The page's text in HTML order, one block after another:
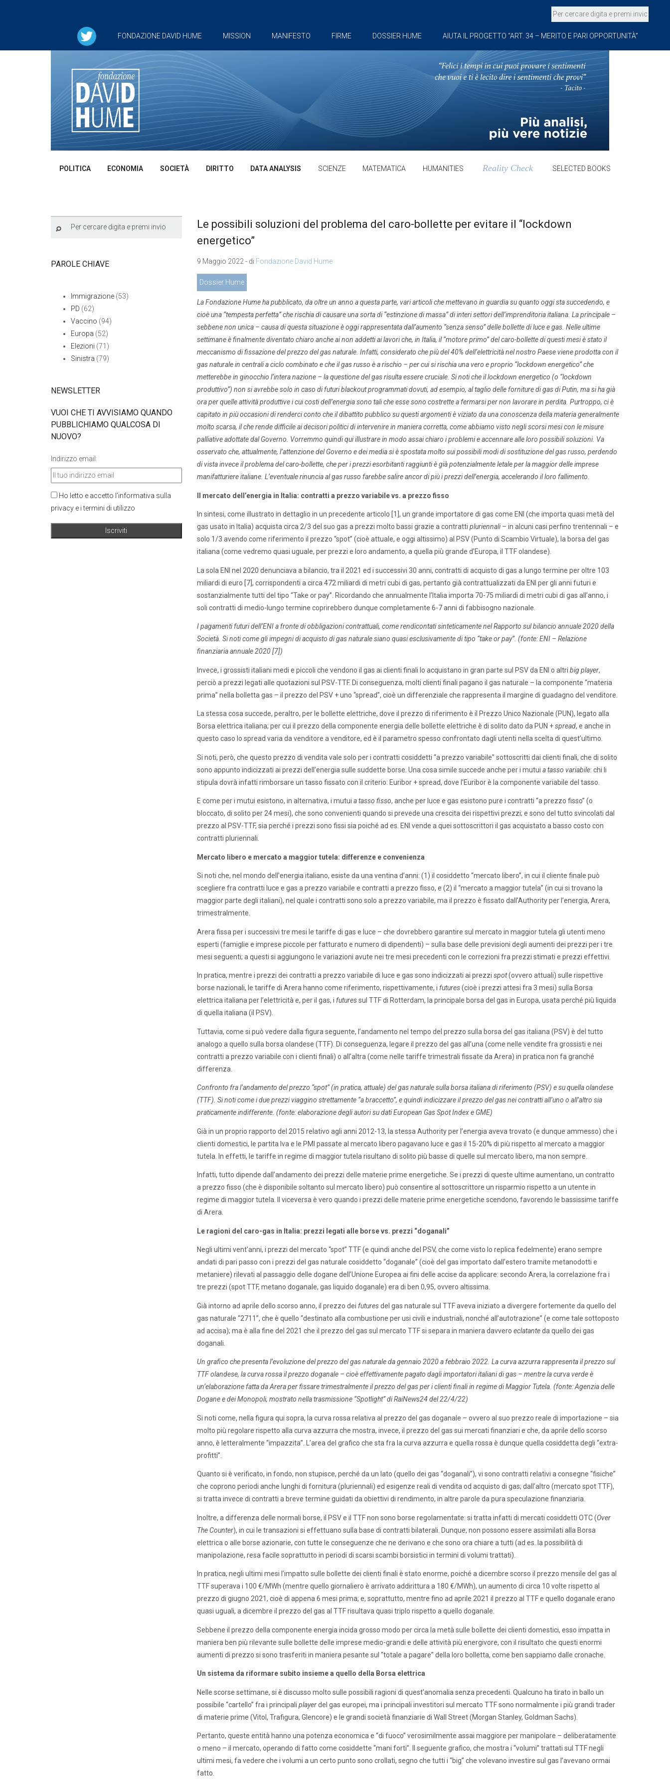
FONDAZIONE DAVID HUME MISSION MANIFESTO FIRME DOSSIER HUME AIUTA IL PROGETTO “ART. 34 – MERITO E PARI OPPORTUNITÀ”
POLITICA ECONOMIA SOCIETÀ DIRITTO DATA ANALYSIS SCIENZE MATEMATICA HUMANITIES Reality Check SELECTED BOOKS
Le possibili soluzioni del problema del caro-bollette per evitare il “lockdown
energetico”
9 Maggio 2022 - di Fondazione David Hume
Dossier Hume
La Fondazione Hume ha pubblicato, da oltre un anno a questa parte, vari articoli che mettevano in guardia su quanto oggi sta succedendo, e
cioè una “tempesta perfetta” che rischia di causare una sorta di “estinzione di massa” di interi settori dell’imprenditoria italiana. La principale –
sebbene non unica – causa di questa situazione è oggi rappresentata dall’aumento “senza senso” delle bollette di luce e gas. Nelle ultime
settimane è finalmente diventato chiaro anche ai non addetti ai lavori che, in Italia, il “motore primo” del caro-bollette di questi mesi è stato il
meccanismo di fissazione del prezzo del gas naturale. Infatti, considerato che più del 40% dell’elettricità nel nostro Paese viene prodotta con il
gas naturale in centrali a ciclo combinato e che il gas russo è a rischio – per cui si rischia una vero e proprio “lockdown energetico” che
metterebbe in ginocchio l’intera nazione – la questione del gas risulta essere cruciale. Si noti che il lockdown energetico (o “lockdown
produttivo”) non si avrebbe solo in caso di futuri blackout programmati dovuti, ad esempio, al taglio delle forniture di gas di Putin, ma si ha già
ora per quelle attività produttive i cui costi dell’energia sono tali che esse sono costrette a fermarsi per non lavorare in perdita. Purtroppo, ci è
capitato in più occasioni di renderci conto che il dibattito pubblico su questi argomenti è viziato da una conoscenza della materia generalmente
molto scarsa, il che rende difficile ai decisori politici di intervenire in maniera corretta, come abbiamo visto negli scorsi mesi con le misure
palliative adottate dal Governo. Vorremmo quindi qui illustrare in modo assai chiaro i problemi e accennare alle loro possibili soluzioni. Va
osservato che, attualmente, l’attenzione del Governo e dei media si è spostata molto sui possibili modi di sostituzione del gas russo, perdendo
di vista invece il problema del caro-bollette, che per i prezzi esorbitanti raggiunti è già potenzialmente letale per la maggior delle imprese
manifatturiere italiane. L’eventuale rinuncia al gas russo farebbe salire ancor di più i prezzi dell’energia, accelerando il loro fallimento.
Il mercato dell’energia in Italia: contratti a prezzo variabile vs. a prezzo fisso
In sintesi, come illustrato in dettaglio in un precedente articolo [1], un grande importatore di gas come ENI (che importa quasi metà del
gas usato in Italia) acquista circa 2/3 del suo gas a prezzi molto bassi grazie a contratti pluriennali– in alcuni casi perfino trentennali – e
solo 1/3 avendo come riferimento il prezzo “spot” (cioè attuale, e oggi altissimo) al PSV (Punto di Scambio Virtuale), la borsa del gas
italiana (come vedremo quasi uguale, per prezzi e loro andamento, a quella più grande d’Europa, il TTF olandese).
La sola ENI nel 2020 denunciava a bilancio, tra il 2021 ed i successivi 30 anni, contratti di acquisto di gas a lungo termine per oltre 103
miliardi di euro [7], corrispondenti a circa 472 miliardi di metri cubi di gas, pertanto già contrattualizzati da ENI per gli anni futuri e
sostanzialmente tutti del tipo “Take or pay”. Ricordando che annualmente l’Italia importa 70-75 miliardi di metri cubi di gas all’anno, i
soli contratti di medio-lungo termine coprirebbero dunque completamente 6-7 anni di fabbisogno nazionale.
I pagamenti futuri dell’ENI a fronte di obbligazioni contrattuali, come rendicontati sinteticamente nel Rapporto sul bilancio annuale 2020 della
Società. Si noti come gli impegni di acquisto di gas naturale siano quasi esclusivamente di tipo “take or pay”. (fonte: ENI – Relazione
finanziaria annuale 2020 [7])
Invece, i grossisti italiani medi e piccoli che vendono il gas ai clienti finali lo acquistano in gran parte sul PSV da ENI o altri big player,
perciò a prezzi legati alle quotazioni sul PSV-TTF. Di conseguenza, molti clienti finali pagano il gas naturale – la componente “materia
prima” nella bolletta gas – il prezzo del PSV + uno “spread”, cioè un differenziale che rappresenta il margine di guadagno del venditore.
La stessa cosa succede, peraltro, per le bollette elettriche, dove il prezzo di riferimento è il Prezzo Unico Nazionale (PUN), legato alla
Borsa elettrica italiana; per cui il prezzo della componente energia delle bollette elettriche è di solito dato da PUN +spread, e anche in
questo caso lo spread varia da venditore a venditore, ed è il parametro spesso confrontato dagli utenti nella scelta di quest’ultimo.
Si noti, però, che questo prezzo di vendita vale solo per i contratti cosiddetti “a prezzo variabile” sottoscritti dai clienti finali, che di solito
sono appunto indicizzati ai prezzi dell’energia sulle suddette borse. Una cosa simile succede anche per i mutui a tasso variabile: chi li
stipula dovrà infatti rimborsare un tasso fissato con il criterio: Euribor + spread, dove l’Euribor è la componente variabile del tasso.
E come per i mutui esistono, in alternativa, i mutui a tasso fisso, anche per luce e gas esistono pure i contratti “a prezzo fisso” (o
bloccato, di solito per 24 mesi), che sono convenienti quando si prevede una crescita dei rispettivi prezzi; e sono del tutto svincolati dal
prezzo al PSV-TTF, sia perché i prezzi sono fissi sia poiché ad es. ENI vende a quei sottoscrittori il gas acquistato a basso costo con
contratti pluriennali.
Mercato libero e mercato a maggior tutela: differenze e convenienza
Si noti che, nel mondo dell’energia italiano, esiste da una ventina d’anni: (1) il cosiddetto “mercato libero”, in cui il cliente finale può
scegliere fra contratti luce e gas a prezzo variabile e contratti a prezzo fisso, e (2) il “mercato a maggior tutela” (in cui si trovano la
maggior parte degli italiani), nel quale i contratti sono solo a prezzo variabile, ma il prezzo è fissato dall’Authority per l’energia, Arera,
trimestralmente.
Arera fissa per i successivi tre mesi le tariffe di gas e luce – che dovrebbero garantire sul mercato in maggior tutela gli utenti meno
esperti (famiglie e imprese piccole per fatturato e numero di dipendenti) – sulla base delle previsioni degli aumenti dei prezzi per i tre
mesi seguenti; a questi si aggiungono le variazioni avute nei tre mesi precedenti con le correzioni fra prezzi stimati e prezzi effettivi.
In pratica, mentre i prezzi dei contratti a prezzo variabile di luce e gas sono indicizzati ai prezzi spot(ovvero attuali) sulle rispettive
borse nazionali, le tariffe di Arera hanno come riferimento, rispettivamente, i futures(cioè i prezzi attesi fra 3 mesi) sulla Borsa
elettrica italiana per l’elettricità e, per il gas, i futuressul TTF di Rotterdam, la principale borsa del gas in Europa, usata perché più liquida
di quella italiana (il PSV).
Tuttavia, come si può vedere dalla figura seguente, l’andamento nel tempo del prezzo sulla borsa del gas italiana (PSV) è del tutto
analogo a quello sulla borsa olandese (TTF). Di conseguenza, legare il prezzo del gas all’una (come nelle vendite fra grossisti e nei
contratti a prezzo variabile con i clienti finali) o all’altra (come nelle tariffe trimestrali fissate da Arera) in pratica non fa granché
differenza.
Confronto fra l’andamento del prezzo “spot” (in pratica, attuale) del gas naturale sulla borsa italiana di riferimento (PSV) e su quella olandese
(TTF). Si noti come i due prezzi viaggino strettamente “a braccetto”, e quindi indicizzare il prezzo del gas nei contratti all’uno o all’altro sia
praticamente indifferente. (fonte: elaborazione degli autori su dati European Gas Spot Index e GME)
Già in un proprio rapporto del 2015 relativo agli anni 2012-13, la stessa Authority per l’energia aveva trovato (e dunque ammesso) che i
clienti domestici, le partita Iva e le PMI passate al mercato libero pagavano luce e gas il 15-20% di più rispetto al mercato a maggior
tutela. In effetti, le tariffe in regime di maggior tutela risultano di solito più basse di quelle sul mercato libero, ma non sempre.
Infatti, tutto dipende dall’andamento dei prezzi delle materie prime energetiche. Se i prezzi di queste ultime aumentano, un contratto
a prezzo fisso (che è disponibile soltanto sul mercato libero) può consentire al sottoscrittore un risparmio rispetto a un utente in
regime di maggior tutela. Il viceversa è vero quando i prezzi delle materie prime energetiche scendono, favorendo le bassissime tariffe
di Arera.
Le ragioni del caro-gas in Italia: prezzi legati alle borse vs. prezzi “doganali”
Negli ultimi vent’anni, i prezzi del mercato “spot” TTF (e quindi anche del PSV, che come visto lo replica fedelmente) erano sempre
andati di pari passo con i prezzi del gas naturale cosiddetto “doganale” (cioè del gas importato dall’estero tramite metanodotti e
metaniere) rilevati al passaggio delle dogane dell’Unione Europea ai fini delle accise da applicare: secondo Arera, la correlazione fra i
tre prezzi (spot TTF, metano doganale, gas liquido doganale) era di ben 0,95, ovvero altissima.
Già intorno ad aprile dello scorso anno, il prezzo dei futuresdel gas naturale sul TTF aveva iniziato a divergere fortemente da quello del
gas naturale “2711”, che è quello “destinato alla combustione per usi civili e industriali, nonché all’autotrazione” (e come tale sottoposto
ad accisa); ma è alla fine del 2021 che il prezzo del gas sul mercato TTF si separa in maniera davvero eclatanteda quello dei gas
doganali.
Un grafico che presenta l’evoluzione del prezzo del gas naturale da gennaio 2020 a febbraio 2022. La curva azzurra rappresenta il prezzo sul
TTF olandese, la curva rossa il prezzo doganale – cioè effettivamente pagato dagli importatori italiani di gas – mentre la curva verde è
un’elaborazione fatta da Arera per fissare trimestralmente il prezzo del gas per i clienti finali in regime di Maggior Tutela. (fonte: Agenzia delle
Dogane e dei Monopoli, mostrato nella trasmissione “Spotlight” di RaiNews24 del 22/4/22)
Si noti come, nella figura qui sopra, la curva rossa relativa al prezzo del gas doganale – ovvero al suo prezzo reale di importazione – sia
molto più regolare rispetto alla curva azzurra che mostra, invece, il prezzo del gas sui mercati finanziari e che, da aprile dello scorso
anno, è letteralmente “impazzita”. L’area del grafico che sta fra la curva azzurra e quella rossa è dunque quella cosiddetta degli “extra-
profitti”.
Quanto si è verificato, in fondo, non stupisce, perché da un lato (quello dei gas “doganali”), vi sono contratti relativi a consegne “fisiche”
che coprono periodi anche lunghi di fornitura (pluriennali) ed esigenze reali di vendita od acquisto di gas; dall’altro (mercato spot TTF),
si tratta invece di contratti a breve termine guidati da obiettivi di rendimento, in altre parole da pura speculazione finanziaria.
Inoltre, a differenza delle normali borse, il PSV e il TTF non sono borse regolamentate: si tratta infatti di mercati cosiddetti OTC (Over
The Counter), in cui le transazioni si effettuano sulla base di contratti bilaterali. Dunque, non possono essere assimilati alla Borsa
elettrica o alle borse azionarie, con tutte le conseguenze che ne derivano e che sono ora chiare a tutti (ad es. la possibilità di
manipolazione, resa facile soprattutto in periodi di scarsi scambi borsistici in termini di volumi trattati).
In pratica, negli ultimi mesi l’impatto sulle bollette dei clienti finali è stato enorme, poiché a dicembre scorso il prezzo mensile del gas al
TTF superava i 100 €/MWh (mentre quello giornaliero è arrivato addirittura a 180 €/MWh), un aumento di circa 10 volte rispetto al
prezzo di giugno 2021, cioè di appena 6 mesi prima; e, soprattutto, mentre fino ad aprile 2021 il prezzo al TTF e quello doganale erano
quasi uguali, a dicembre il prezzo del gas al TTF risultava quasi triplo rispetto a quello doganale.
Sebbene il prezzo della componente energia incida grosso modo per circa la metà sulle bollette dei clienti domestici, esso impatta in
maniera ben più rilevante sulle bollette delle imprese medio-grandi e delle attività più energivore, con il risultato che questi enormi
aumenti di prezzo si sono trasferiti in maniera pesante sul “totale a pagare” della loro bolletta, come ben sappiamo dalle cronache.
Un sistema da riformare subito insieme a quello della Borsa elettrica
Nelle scorse settimane, si è discusso molto sulle possibili ragioni di quest’anomalia senza precedenti. Qualcuno ha tirato in ballo un
possibile “cartello” fra i principali playerdel gas europei, ma i principali investitori sul mercato TTF sono normalmente i più grandi trader
di materie prime (Vitol, Trafigura, Glencore) e le grandi società finanziarie di Wall Street (Morgan Stanley, Goldman Sachs).
Pertanto, queste entità hanno una potenza economica e “di fuoco” verosimilmente assai maggiore per manipolare – deliberatamente
o meno – il mercato, operando di fatto come cosiddette “mani forti”. Il seguente grafico, che mostra i “volumi” trattati sul TTF negli
ultimi mesi, fa vedere che i volumi a un certo punto sono crollati, segno che tutti i “big” che volevano investire sul gas l’avevano ormai
fatto.
PAROLE CHIAVE
Immigrazione (53)
PD (62)
Vaccino (94)
Europa (52)
Elezioni (71)
Sinistra (79)
NEWSLETTER
VUOI CHE TI AVVISIAMO QUANDO
PUBBLICHIAMO QUALCOSA DI
NUOVO?
Indirizzo email:
Ho letto e accetto l'informativa sulla
privacy e i termini di utilizzo